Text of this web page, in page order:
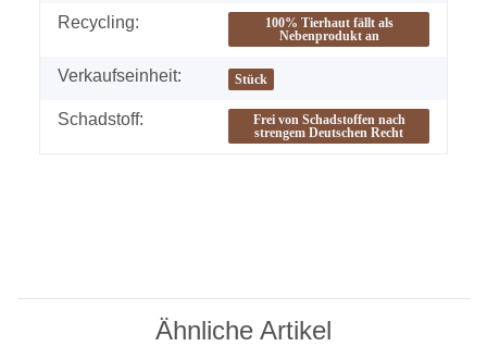
Recycling:
100% Tierhaut fällt als
Nebenprodukt an
Verkaufseinheit: Stück
Schadstoff:
Frei von Schadstoffen nach
strengem Deutschen Recht
Ähnliche Artikel